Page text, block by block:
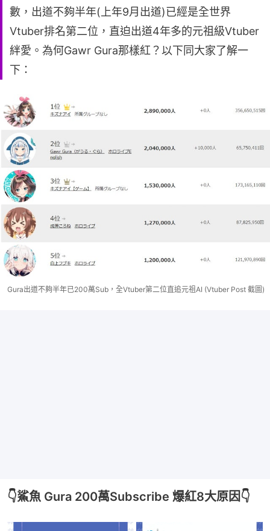
數，出道不夠半年(上年9月出道)已經是全世界
Vtuber排名第二位，直迫出道4年多的元祖級Vtuber
絆愛。為何Gawr Gura那樣紅？以下同大家了解一
下：
Gura出道不夠半年已200萬Sub，全Vtuber第二位直追元祖AI (Vtuber Post 截圖)
👇鯊魚 Gura 200萬Subscribe 爆紅8大原因👇